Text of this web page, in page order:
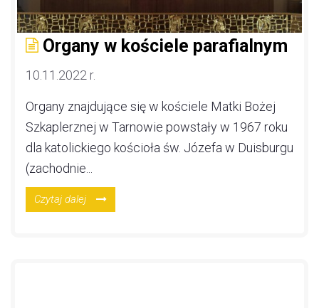
Organy w kościele parafialnym
10.11.2022 r.
Organy znajdujące się w kościele Matki Bożej
Szkaplerznej w Tarnowie powstały w 1967 roku
dla katolickiego kościoła św. Józefa w Duisburgu
(zachodnie...
Czytaj dalej